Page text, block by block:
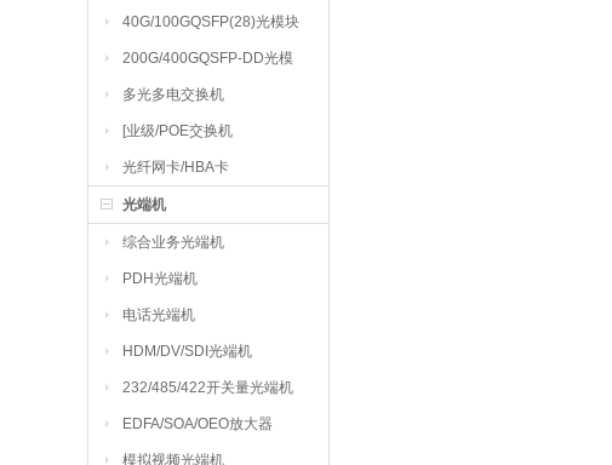
40G/100GQSFP(28)光模块
200G/400GQSFP-DD光模
块
多光多电交换机
[业级/POE交换机
光纤网卡/HBA卡
光端机
综合业务光端机
PDH光端机
电话光端机
HDM/DV/SDI光端机
232/485/422开关量光端机
EDFA/SOA/OEO放大器
模拟视频光端机